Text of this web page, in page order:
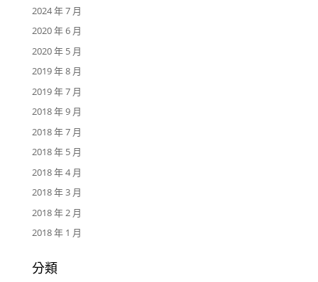
2024 年 7 月
2020 年 6 月
2020 年 5 月
2019 年 8 月
2019 年 7 月
2018 年 9 月
2018 年 7 月
2018 年 5 月
2018 年 4 月
2018 年 3 月
2018 年 2 月
2018 年 1 月
分類